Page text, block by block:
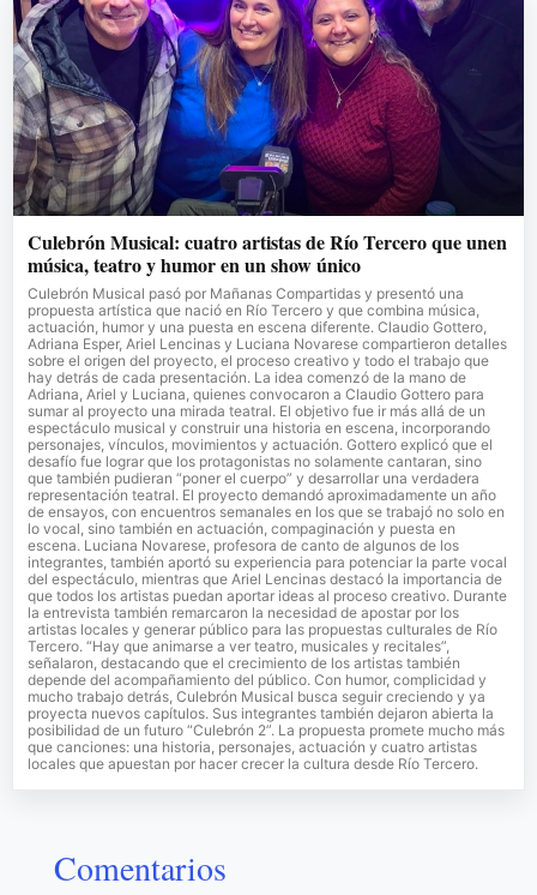
Culebrón Musical: cuatro artistas de Río Tercero que unen
música, teatro y humor en un show único
Culebrón Musical pasó por Mañanas Compartidas y presentó una
propuesta artística que nació en Río Tercero y que combina música,
actuación, humor y una puesta en escena diferente. Claudio Gottero,
Adriana Esper, Ariel Lencinas y Luciana Novarese compartieron detalles
sobre el origen del proyecto, el proceso creativo y todo el trabajo que
hay detrás de cada presentación. La idea comenzó de la mano de
Adriana, Ariel y Luciana, quienes convocaron a Claudio Gottero para
sumar al proyecto una mirada teatral. El objetivo fue ir más allá de un
espectáculo musical y construir una historia en escena, incorporando
personajes, vínculos, movimientos y actuación. Gottero explicó que el
desafío fue lograr que los protagonistas no solamente cantaran, sino
que también pudieran “poner el cuerpo” y desarrollar una verdadera
representación teatral. El proyecto demandó aproximadamente un año
de ensayos, con encuentros semanales en los que se trabajó no solo en
lo vocal, sino también en actuación, compaginación y puesta en
escena. Luciana Novarese, profesora de canto de algunos de los
integrantes, también aportó su experiencia para potenciar la parte vocal
del espectáculo, mientras que Ariel Lencinas destacó la importancia de
que todos los artistas puedan aportar ideas al proceso creativo. Durante
la entrevista también remarcaron la necesidad de apostar por los
artistas locales y generar público para las propuestas culturales de Río
Tercero. “Hay que animarse a ver teatro, musicales y recitales”,
señalaron, destacando que el crecimiento de los artistas también
depende del acompañamiento del público. Con humor, complicidad y
mucho trabajo detrás, Culebrón Musical busca seguir creciendo y ya
proyecta nuevos capítulos. Sus integrantes también dejaron abierta la
posibilidad de un futuro “Culebrón 2”. La propuesta promete mucho más
que canciones: una historia, personajes, actuación y cuatro artistas
locales que apuestan por hacer crecer la cultura desde Río Tercero.
Comentarios